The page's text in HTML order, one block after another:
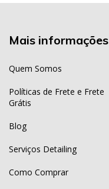
Mais informações
Quem Somos
Políticas de Frete e Frete
Grátis
Blog
Serviços Detailing
Como Comprar